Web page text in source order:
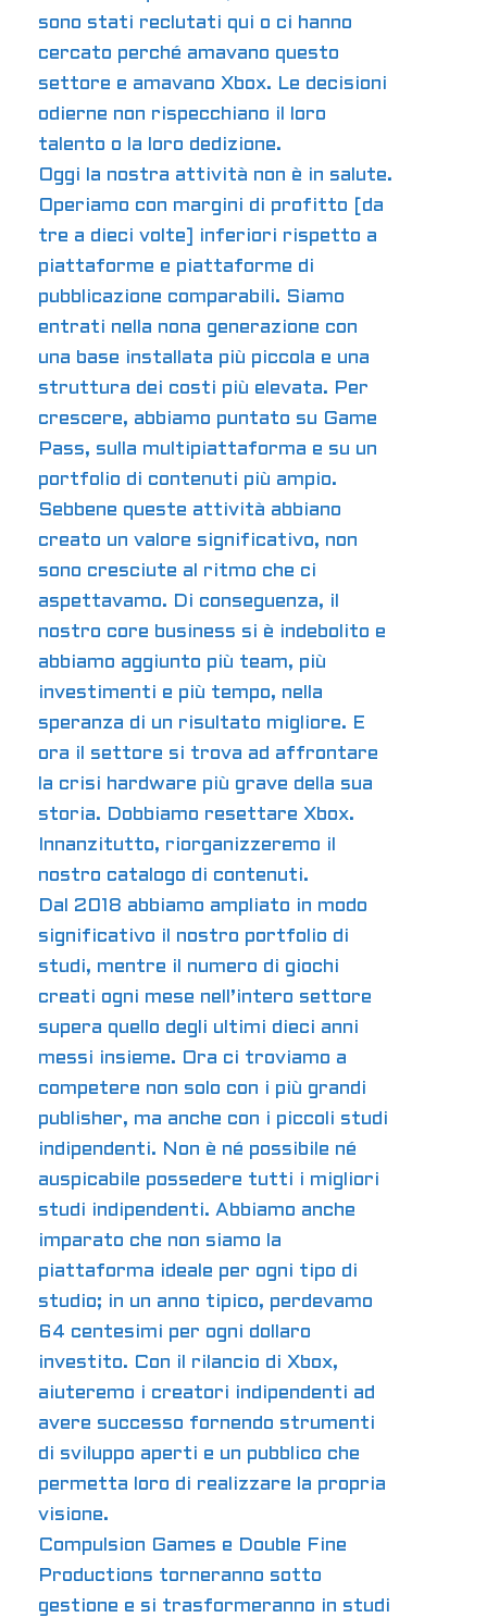
sono stati reclutati qui o ci hanno
cercato perché amavano questo
settore e amavano Xbox. Le decisioni
odierne non rispecchiano il loro
talento o la loro dedizione.
Oggi la nostra attività non è in salute.
Operiamo con margini di profitto [da
tre a dieci volte] inferiori rispetto a
piattaforme e piattaforme di
pubblicazione comparabili. Siamo
entrati nella nona generazione con
una base installata più piccola e una
struttura dei costi più elevata. Per
crescere, abbiamo puntato su Game
Pass, sulla multipiattaforma e su un
portfolio di contenuti più ampio.
Sebbene queste attività abbiano
creato un valore significativo, non
sono cresciute al ritmo che ci
aspettavamo. Di conseguenza, il
nostro core business si è indebolito e
abbiamo aggiunto più team, più
investimenti e più tempo, nella
speranza di un risultato migliore. E
ora il settore si trova ad affrontare
la crisi hardware più grave della sua
storia. Dobbiamo resettare Xbox.
Innanzitutto, riorganizzeremo il
nostro catalogo di contenuti.
Dal 2018 abbiamo ampliato in modo
significativo il nostro portfolio di
studi, mentre il numero di giochi
creati ogni mese nell’intero settore
supera quello degli ultimi dieci anni
messi insieme. Ora ci troviamo a
competere non solo con i più grandi
publisher, ma anche con i piccoli studi
indipendenti. Non è né possibile né
auspicabile possedere tutti i migliori
studi indipendenti. Abbiamo anche
imparato che non siamo la
piattaforma ideale per ogni tipo di
studio; in un anno tipico, perdevamo
64 centesimi per ogni dollaro
investito. Con il rilancio di Xbox,
aiuteremo i creatori indipendenti ad
avere successo fornendo strumenti
di sviluppo aperti e un pubblico che
permetta loro di realizzare la propria
visione.
Compulsion Games e Double Fine
Productions torneranno sotto
gestione e si trasformeranno in studi